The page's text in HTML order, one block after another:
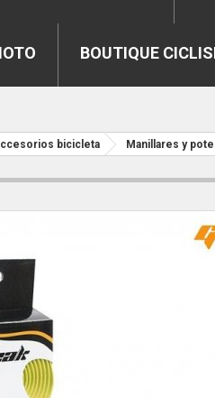
BOUTIQUE
bicicleta Manillares y